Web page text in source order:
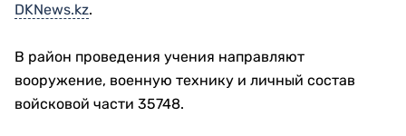
DKNews.kz.
В район проведения учения направляют
вооружение, военную технику и личный состав
войсковой части 35748.